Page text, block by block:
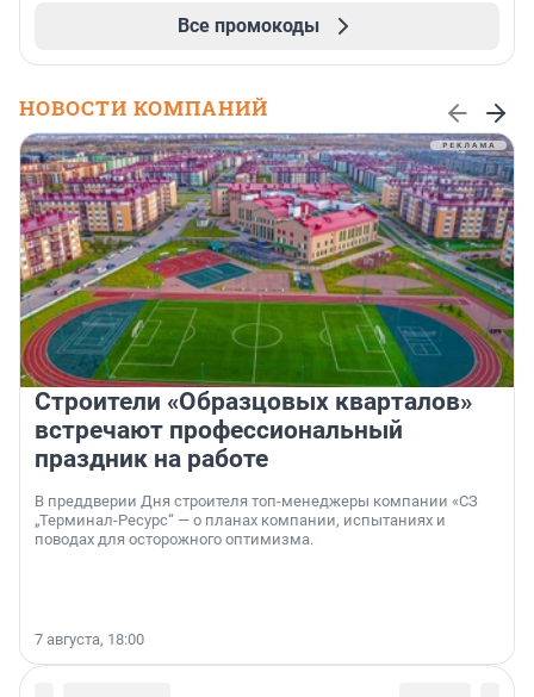
Все промокоды
НОВОСТИ КОМПАНИЙ
Строители «Образцовых кварталов»
встречают профессиональный
праздник на работе
В преддверии Дня строителя топ-менеджеры компании «СЗ
„Терминал-Ресурс“ — о планах компании, испытаниях и
поводах для осторожного оптимизма.
7 августа, 18:00